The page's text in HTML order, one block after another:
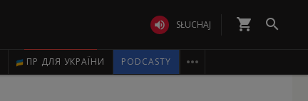
 SŁUCHAJ shopping_cart 
ПР ДЛЯ УКРАЇНИ PODCASTY 